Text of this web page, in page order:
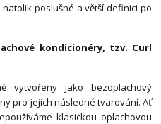
poslušné a větší definici po
kondicionéry, tzv. Curl
vytvořeny jako bezoplachový
pro jejich následné tvarování. Ať
klasickou oplachovou